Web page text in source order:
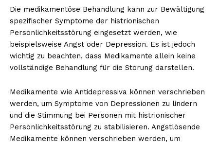
Die medikamentöse Behandlung kann zur Bewältigung
spezifischer Symptome der histrionischen
Persönlichkeitsstörung eingesetzt werden, wie
beispielsweise Angst oder Depression. Es ist jedoch
wichtig zu beachten, dass Medikamente allein keine
vollständige Behandlung für die Störung darstellen.
Medikamente wie Antidepressiva können verschrieben
werden, um Symptome von Depressionen zu lindern
und die Stimmung bei Personen mit histrionischer
Persönlichkeitsstörung zu stabilisieren. Angstlösende
Medikamente können verschrieben werden, um